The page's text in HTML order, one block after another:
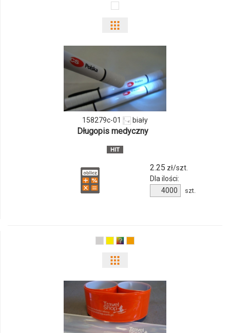
odmiany
ilości
produktu
158279c-
01
158279c-01 biały
Długopis medyczny
2.25 zł/szt.
Dla ilości:
Ilość
produktu
szt.
odmiany
ilości